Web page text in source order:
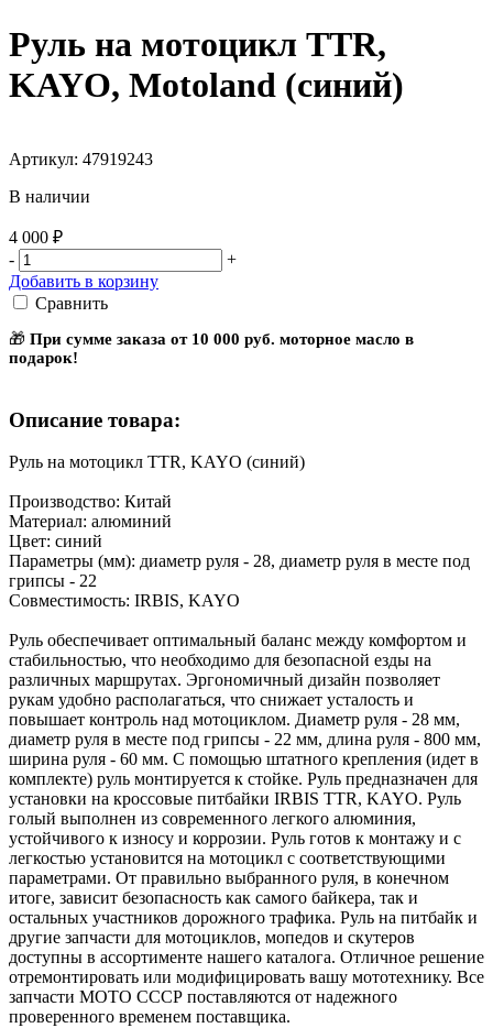
Руль на мотоцикл TTR,
KAYO, Motoland (синий)
Артикул: 47919243
В наличии
4 000 ₽
-
+
Добавить в корзину
Сравнить
🎁 При сумме заказа от 10 000 руб. моторное масло в
подарок!
Описание товара:
Руль на мотоцикл TTR, KAYO (синий)
Производство: Китай
Материал: алюминий
Цвет: синий
Параметры (мм): диаметр руля - 28, диаметр руля в месте под
грипсы - 22
Совместимость: IRBIS, KAYO
Руль обеспечивает оптимальный баланс между комфортом и
стабильностью, что необходимо для безопасной езды на
различных маршрутах. Эргономичный дизайн позволяет
рукам удобно располагаться, что снижает усталость и
повышает контроль над мотоциклом. Диаметр руля - 28 мм,
диаметр руля в месте под грипсы - 22 мм, длина руля - 800 мм,
ширина руля - 60 мм. С помощью штатного крепления (идет в
комплекте) руль монтируется к стойке. Руль предназначен для
установки на кроссовые питбайки IRBIS TTR, KAYO. Руль
голый выполнен из современного легкого алюминия,
устойчивого к износу и коррозии. Руль готов к монтажу и с
легкостью установится на мотоцикл с соответствующими
параметрами. От правильно выбранного руля, в конечном
итоге, зависит безопасность как самого байкера, так и
остальных участников дорожного трафика. Руль на питбайк и
другие запчасти для мотоциклов, мопедов и скутеров
доступны в ассортименте нашего каталога. Отличное решение
отремонтировать или модифицировать вашу мототехнику. Все
запчасти МОТО СССР поставляются от надежного
проверенного временем поставщика.